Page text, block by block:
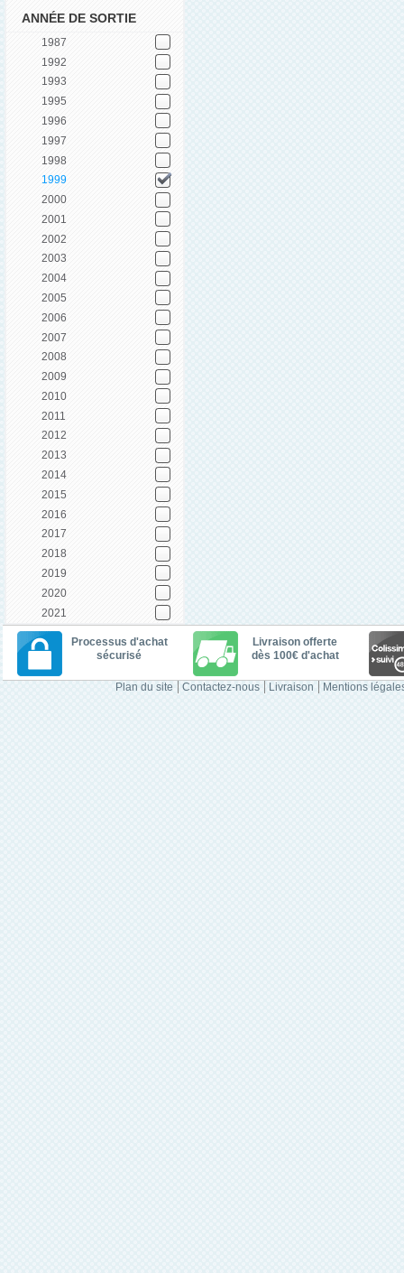
ANNÉE DE SORTIE
1987
1992
1993
1995
1996
1997
1998
1999
2000
2001
2002
2003
2004
2005
2006
2007
2008
2009
2010
2011
2012
2013
2014
2015
2016
2017
2018
2019
2020
2021
Processus d'achat
sécurisé
Livraison offerte
dès 100€ d'achat
Plan du site Contactez-nous Livraison Mentions